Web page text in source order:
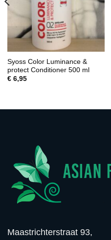
Syoss Color Luminance &
protect Conditioner 500 ml
€6,95
Maastrichterstraat 93,